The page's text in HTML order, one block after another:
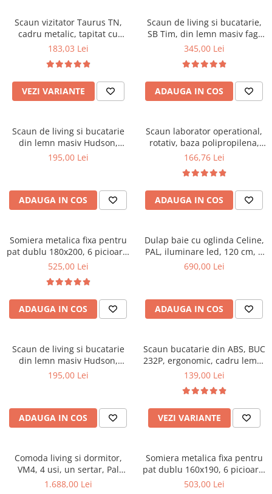
Saltele cu arcuri impachetate
individual
Saltele Memory Pocket
Saltele Memory Foam
Saltele Memory Pocket
Saltele cu plasa arcuri
Saltele cu spuma
Saltele cu spuma poliuretanica
Saltele 140x200
Saltele 180x200
Top saltele
Top saltele 5 cm
Top saltele memory 5 cm
Top saltele MemoHR 6.5 cm
Saltele cu plasa de arcuri
Saltele cu spuma
Paturi
Seturi de pat si saltea
Masute de toaleta
Mobilier living
Scaune pentru living
Comode living
Set mese plus scaune
Scaune ergonomice
Etajere Birou
Birouri
Scaune pentru birou
Scaune pentru vizitatori
Scaune manager
Mobilier bucatarie
Mese bucatarie
Mobila bucatarie
Seturi mese si scaune bucatarie
Mobilier hol
Suporturi si rafturi pantofi
Portmantouri
Seturi mobilier hol
Stender haine
Scaune birou
Scaune profesionale
Scaune resigilate
Scaune conferinta
Scaune terasa si outdoor
Scaun vizitator Taurus TN,
cadru metalic, tapitat cu
stofa, stivuibil, 120 kg, negru
183,03 Lei
VEZI VARIANTE
Scaun de living si bucatarie,
SB Tim, din lemn masiv fag,
tapiterie stofa, lacuit, 120 kg,
345,00 Lei
ADAUGA IN COS
Scaun de living si bucatarie
din lemn masiv Hudson,
tapiterie stofa,100 kg,
195,00 Lei
ADAUGA IN COS
Scaun laborator operational,
rotativ, baza polipropilena,
piele ecologica, inaltime
166,76 Lei
ADAUGA IN COS
Somiera metalica fixa pentru
pat dublu 180x200, 6 picioare,
32 lamele lemn fag, benzi
negru
525,00 Lei
ADAUGA IN COS
Dulap baie cu oglinda Celine,
PAL, iluminare led, 120 cm, 3
usi, 3 rafturi, soft close, alb
690,00 Lei
ADAUGA IN COS
Scaun de living si bucatarie
din lemn masiv Hudson,
tapiterie stofa,100 kg,
195,00 Lei
ADAUGA IN COS
Scaun bucatarie din ABS, BUC
232P, ergonomic, cadru lemn,
100 kg
139,00 Lei
VEZI VARIANTE
Comoda living si dormitor,
VM4, 4 usi, un sertar, Pal
melaminat, cu insertii MDF,
1.688,00 Lei
Somiera metalica fixa pentru
pat dublu 160x190, 6 picioare,
30 lamele lemn fag, benzi
503,00 Lei